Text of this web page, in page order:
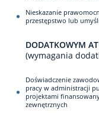
Nieskazanie
przestępstwo lub
DODATKOWYM
(wymagania
Doświadczenie
pracy w administracji
projektami
zewnętrznych